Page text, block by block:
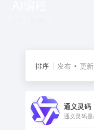
排序 发布 更新
通义灵码